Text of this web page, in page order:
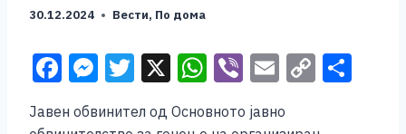
30.12.2024 Вести, По дома
F
c
M
ss
T
tt
X W
at
Vi
b
er
E
ai
C
p
Јавен обвинител од Основното јавно